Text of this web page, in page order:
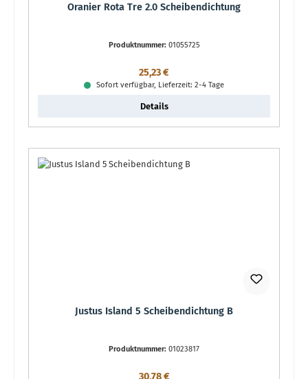
Oranier Rota Tre 2.0 Scheibendichtung
Produktnummer: 01055725
Regulärer Preis:
25,23 €
Sofort verfügbar, Lieferzeit: 2-4 Tage
Details
Justus Island 5 Scheibendichtung B
Produktnummer: 01023817
Regulärer Preis:
30,78 €